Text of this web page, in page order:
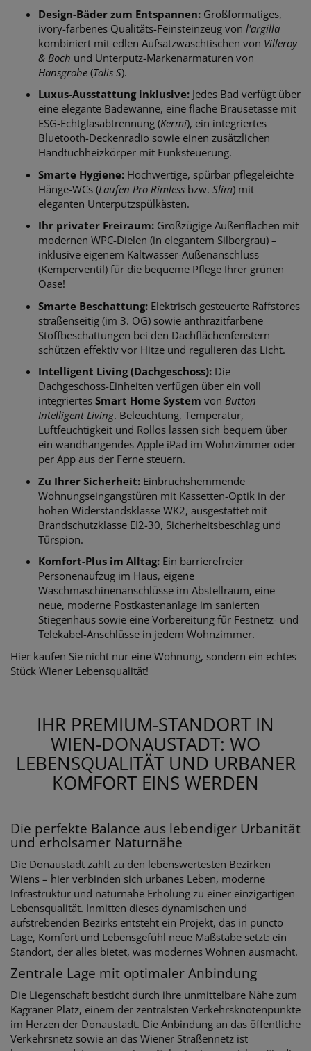
Design-Bäder zum Entspannen: Großformatiges,
ivory-farbenes Qualitäts-Feinsteinzeug von l'argilla
kombiniert mit edlen Aufsatzwaschtischen von Villeroy
& Boch und Unterputz-Markenarmaturen von
Hansgrohe (Talis S).
Luxus-Ausstattung inklusive: Jedes Bad verfügt über
eine elegante Badewanne, eine flache Brausetasse mit
ESG-Echtglasabtrennung (Kermi), ein integriertes
Bluetooth-Deckenradio sowie einen zusätzlichen
Handtuchheizkörper mit Funksteuerung.
Smarte Hygiene: Hochwertige, spürbar pflegeleichte
Hänge-WCs (Laufen Pro Rimless bzw. Slim) mit
eleganten Unterputzspülkästen.
Ihr privater Freiraum: Großzügige Außenflächen mit
modernen WPC-Dielen (in elegantem Silbergrau) –
inklusive eigenem Kaltwasser-Außenanschluss
(Kemperventil) für die bequeme Pflege Ihrer grünen
Oase!
Smarte Beschattung: Elektrisch gesteuerte Raffstores
straßenseitig (im 3. OG) sowie anthrazitfarbene
Stoffbeschattungen bei den Dachflächenfenstern
schützen effektiv vor Hitze und regulieren das Licht.
Intelligent Living (Dachgeschoss): Die
Dachgeschoss-Einheiten verfügen über ein voll
integriertes Smart Home System von Button
Intelligent Living. Beleuchtung, Temperatur,
Luftfeuchtigkeit und Rollos lassen sich bequem über
ein wandhängendes Apple iPad im Wohnzimmer oder
per App aus der Ferne steuern.
Zu Ihrer Sicherheit: Einbruchshemmende
Wohnungseingangstüren mit Kassetten-Optik in der
hohen Widerstandsklasse WK2, ausgestattet mit
Brandschutzklasse EI2-30, Sicherheitsbeschlag und
Türspion.
Komfort-Plus im Alltag: Ein barrierefreier
Personenaufzug im Haus, eigene
Waschmaschinenanschlüsse im Abstellraum, eine
neue, moderne Postkastenanlage im sanierten
Stiegenhaus sowie eine Vorbereitung für Festnetz- und
Telekabel-Anschlüsse in jedem Wohnzimmer.
Hier kaufen Sie nicht nur eine Wohnung, sondern ein echtes
Stück Wiener Lebensqualität!
IHR PREMIUM-STANDORT IN
WIEN-DONAUSTADT: WO
LEBENSQUALITÄT UND URBANER
KOMFORT EINS WERDEN
Die perfekte Balance aus lebendiger Urbanität
und erholsamer Naturnähe
Die Donaustadt zählt zu den lebenswertesten Bezirken
Wiens – hier verbinden sich urbanes Leben, moderne
Infrastruktur und naturnahe Erholung zu einer einzigartigen
Lebensqualität. Inmitten dieses dynamischen und
aufstrebenden Bezirks entsteht ein Projekt, das in puncto
Lage, Komfort und Lebensgefühl neue Maßstäbe setzt: ein
Standort, der alles bietet, was modernes Wohnen ausmacht.
Zentrale Lage mit optimaler Anbindung
Die Liegenschaft besticht durch ihre unmittelbare Nähe zum
Kagraner Platz, einem der zentralsten Verkehrsknotenpunkte
im Herzen der Donaustadt. Die Anbindung an das öffentliche
Verkehrsnetz sowie an das Wiener Straßennetz ist